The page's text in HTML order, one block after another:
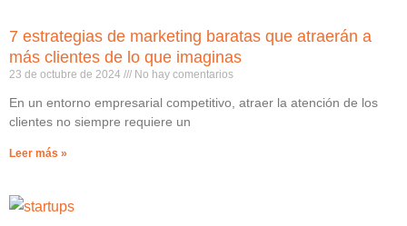
7 estrategias de marketing baratas que atraerán a
más clientes de lo que imaginas
23 de octubre de 2024 No hay comentarios
En un entorno empresarial competitivo, atraer la atención de los
clientes no siempre requiere un
Leer más »